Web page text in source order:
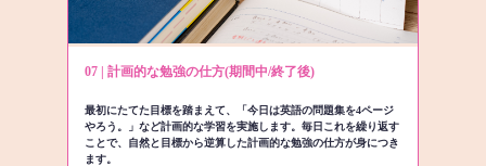
07 | 計画的な勉強の仕方(期間中/終了後)
最初にたてた目標を踏まえて、「今日は英語の問題集を4ページ
やろう。」など計画的な学習を実施します。毎日これを繰り返す
ことで、自然と目標から逆算した計画的な勉強の仕方が身につき
ます。